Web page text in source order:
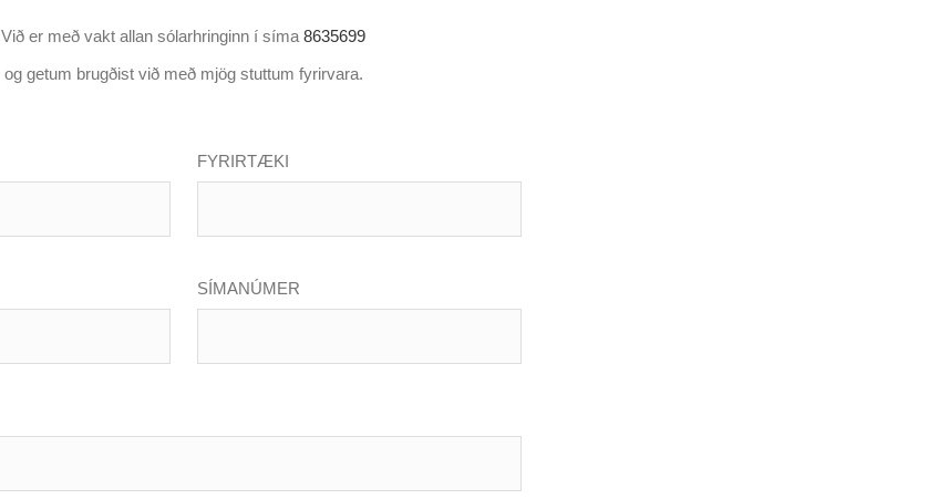
Við er með vakt allan sólarhringinn í síma8635699
og getum brugðist við með mjög stuttum fyrirvara.
FYRIRTÆKI
SÍMANÚMER